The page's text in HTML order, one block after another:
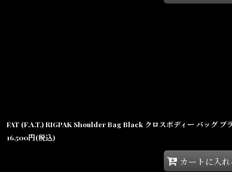
FAT (F.A.T.) RIGPAK Shoulder Bag Black クロスボディー バッグ ブ
16,500円(税込)
カートに入れ